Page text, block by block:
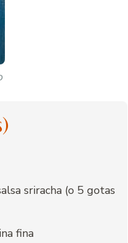
sriracha (o 5 gotas
fina